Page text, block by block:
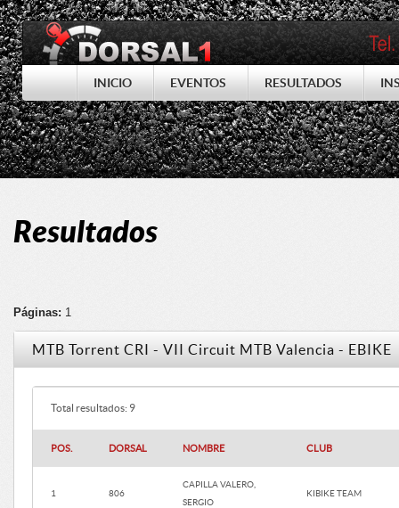
INICIO EVENTOS RESULTADOS
Resultados
Páginas: 1
MTB Torrent CRI - VII Circuit MTB Valencia - EBIKE
Total resultados: 9
POS. DORSAL NOMBRE CLUB
1 806
CAPILLA VALERO,
SERGIO
KIBIKE TEAM